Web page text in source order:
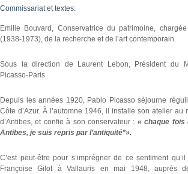
Commissariat et textes:
Emilie Bouvard, Conservatrice du patrimoine,
(1938-1973), de la recherche et de l’art contemporain.
Sous la direction de Laurent Lebon, Président du
Picasso-Paris
Depuis les années 1920, Pablo Picasso séjourne
Côte d’Azur. À l’automne 1946, il installe son atelier au
d’Antibes, et confie à son conservateur : « chaque fois
Antibes, je suis repris par l’antiquité*».
C’est peut-être pour s’imprégner de ce sentiment qu’il
Françoise Gilot à Vallauris en mai 1948, auprès